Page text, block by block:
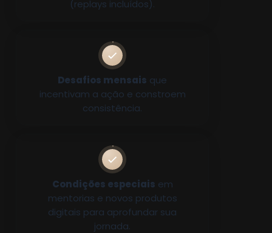
(replays incluídos).
Desafios mensais que
incentivam a ação e constroem
consistência.
Condições especiais em
mentorias e novos produtos
digitais para aprofundar sua
jornada.